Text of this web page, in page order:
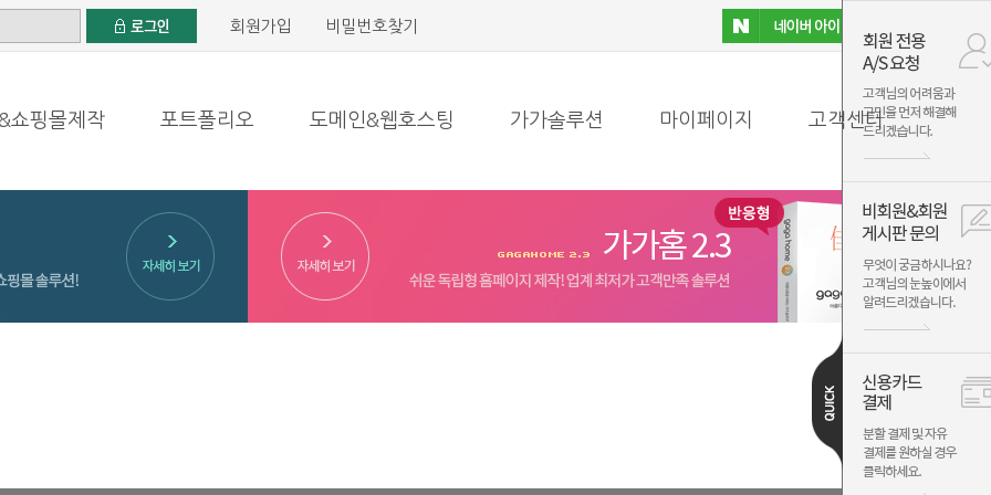
회원가입 비밀번호찾기
쇼핑몰제작 포트폴리오 도메인&웹호스팅 가가솔루션 마이페이지 고객센터